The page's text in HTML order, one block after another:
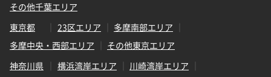
その他千葉エリア
東京都
23区エリア
多摩南部エリア
多摩中央・西部エリア
その他東京エリア
神奈川県
横浜湾岸エリア
川崎湾岸エリア